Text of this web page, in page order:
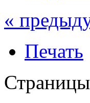
«
Печать